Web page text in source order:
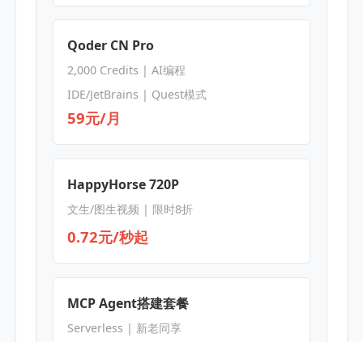
Qoder CN Pro
2,000 Credits | AI编程
IDE/JetBrains | Quest模式
59元/月
HappyHorse 720P
文生/图生视频 | 限时8折
0.72元/秒起
MCP Agent搭建套餐
Serverless | 新老同享